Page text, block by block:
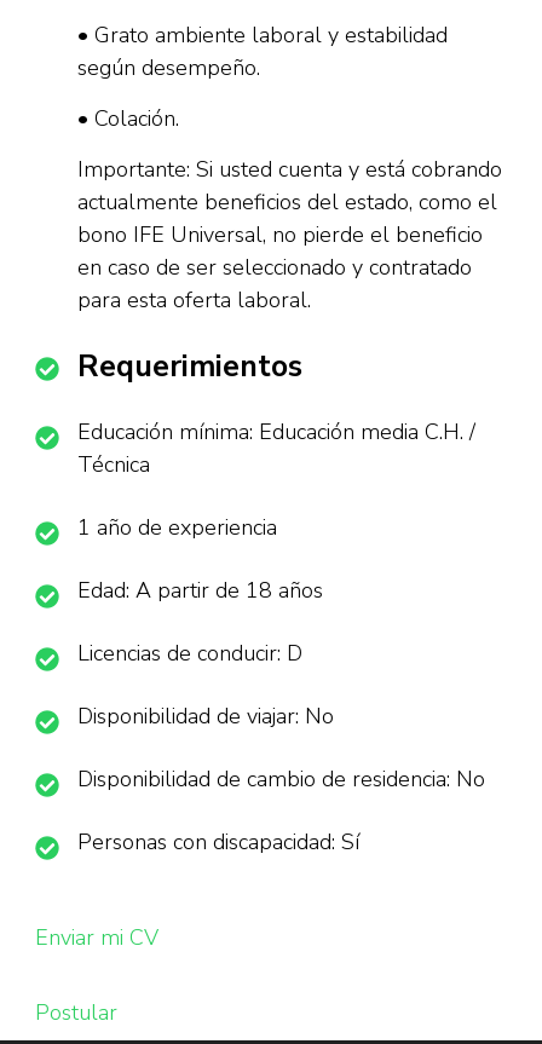
• Grato ambiente laboral y estabilidad
según desempeño.
• Colación.
Importante: Si usted cuenta y está cobrando
actualmente beneficios del estado, como el
bono IFE Universal, no pierde el beneficio
en caso de ser seleccionado y contratado
para esta oferta laboral.
Requerimientos
Educación mínima: Educación media C.H. /
Técnica
1 año de experiencia
Edad: A partir de 18 años
Licencias de conducir: D
Disponibilidad de viajar: No
Disponibilidad de cambio de residencia: No
Personas con discapacidad: Sí
Enviar mi CV
Postular